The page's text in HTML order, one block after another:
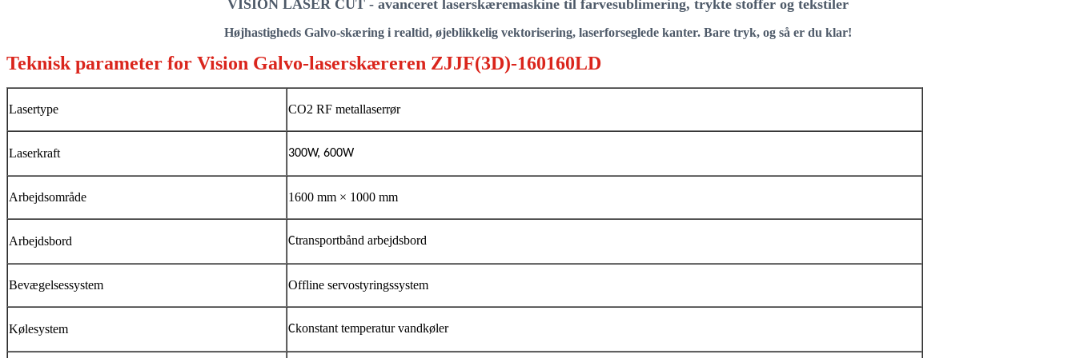
VISION LASER CUT - avanceret laserskæremaskine til farvesublimering, trykte stoffer og tekstiler
Højhastigheds Galvo-skæring i realtid, øjeblikkelig vektorisering, laserforseglede kanter. Bare tryk, og så er du klar!
Teknisk parameter for Vision Galvo-laserskæreren ZJJF(3D)-160160LD
Lasertype CO2 RF metallaserrør
Laserkraft 300W, 600W
Arbejdsområde 1600 mm × 1000 mm
Arbejdsbord Ctransportbånd arbejdsbord
Bevægelsessystem Offline servostyringssystem
Kølesystem Ckonstant temperatur vandkøler